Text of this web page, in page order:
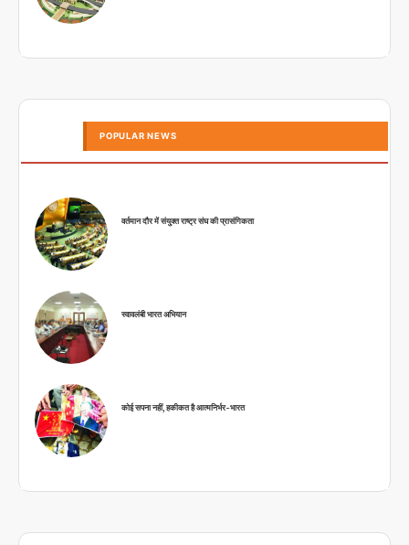
POPULAR NEWS
वर्तमान दौर में संयुक्त राष्ट्र संघ की प्रासंगिकता
स्वावलंबी भारत अभियान
कोई सपना नहीं, हकीकत है आत्मनिर्भर-भारत